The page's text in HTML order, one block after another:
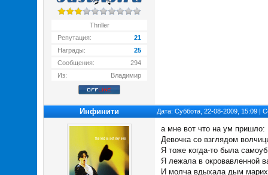
Thriller
Репутация:
21
Награды:
25
Сообщения:
294
Из:
Владимир
Инфинити Дата: Суббота, 22-08-2009, 15:09 |
а мне вот что на ум пришло:
Девочка со взглядом
Я тоже когда-то была
Я лежала в окровавленной
И молча вдыхала дым